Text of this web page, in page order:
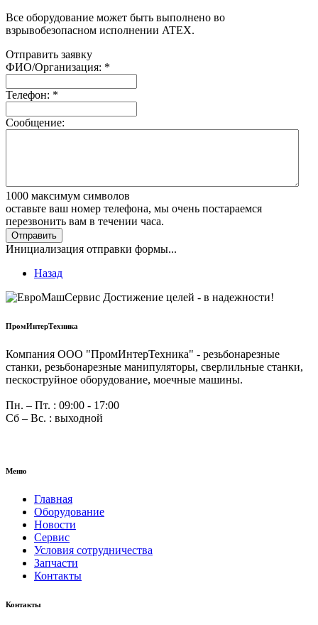
Все оборудование может быть выполнено во
взрывобезопасном исполнении ATEX.
Отправить заявку
ФИО/Организация: *
Телефон: *
Сообщение:
1000 максимум символов
оставьте ваш номер телефона, мы очень постараемся
перезвонить вам в течении часа.
Отправить
Инициализация отправки формы...
Назад
ПромИнтерТехника
Компания ООО "ПромИнтерТехника" - резьбонарезные
станки, резьбонарезные манипуляторы, сверлильные станки,
пескоструйное оборудование, моечные машины.
Пн. – Пт. : 09:00 - 17:00
Сб – Вс. : выходной
Меню
Главная
Оборудование
Новости
Сервис
Условия сотрудничества
Запчасти
Контакты
Контакты